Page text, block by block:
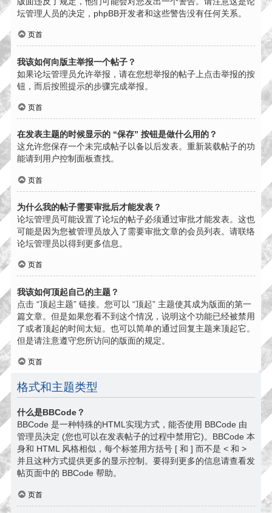
坛管理人员的决定，phpBB开发者和这些警告没有任何关系。
页首
我该如何向版主举报一个帖子？
如果论坛管理员允许举报，请在您想举报的帖子上点击举报的按
钮，而后按照提示的步骤完成举报。
页首
在发表主题的时候显示的 “保存” 按钮是做什么用的？
这允许您保存一个未完成帖子以备以后发表。重新装载帖子的功
能请到用户控制面板查找。
页首
为什么我的帖子需要审批后才能发表？
论坛管理员可能设置了论坛的帖子必须通过审批才能发表。这也
可能是因为您被管理员放入了需要审批文章的会员列表。请联络
论坛管理员以得到更多信息。
页首
我该如何顶起自己的主题？
点击 “顶起主题” 链接。您可以 “顶起” 主题使其成为版面的第一
篇文章。但是如果您看不到这个情况，说明这个功能已经被禁用
了或者顶起的时间太短。也可以简单的通过回复主题来顶起它。
但是请注意遵守您所访问的版面的规定。
页首
格式和主题类型
什么是BBCode？
BBCode 是一种特殊的HTML实现方式，能否使用 BBCode 由
管理员决定 (您也可以在发表帖子的过程中禁用它)。BBCode 本
身和 HTML 风格相似，每个标签用方括号 [ 和 ] 而不是 < 和 >
并且这种方式提供更多的显示控制。要得到更多的信息请查看发
帖页面中的 BBCode 帮助。
页首